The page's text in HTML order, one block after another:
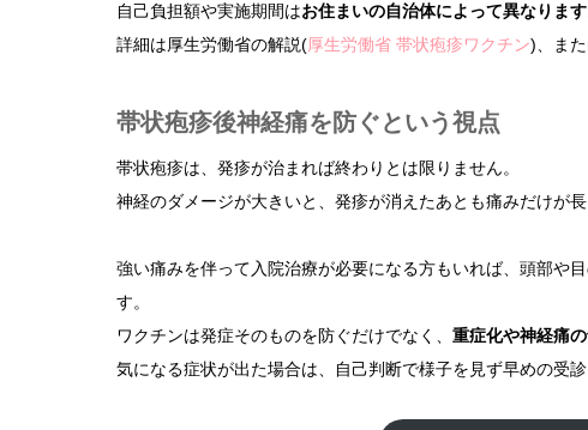
自己負担額や実施期間はお住まいの自治体によって異なります
詳細は厚生労働省の解説(厚生労働省 帯状疱疹ワクチン)、ま
帯状疱疹後神経痛を防ぐという視点
帯状疱疹は、発疹が治まれば終わりとは限りません。
神経のダメージが大きいと、発疹が消えたあとも痛みだけが長
強い痛みを伴って入院治療が必要になる方もいれば、頭部や
す。
ワクチンは発症そのものを防ぐだけでなく、 重症化や神経痛
気になる症状が出た場合は、自己判断で様子を見ず早めの受診